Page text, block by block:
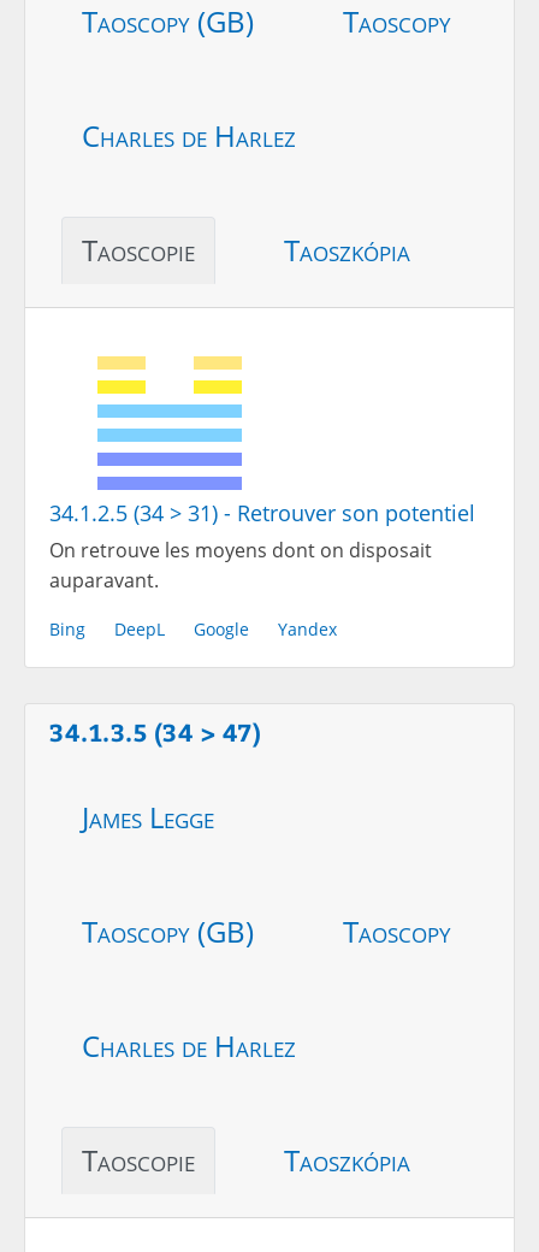
Taoscopy (GB) Taoscopy
Charles de Harlez
Taoscopie Taoszkópia
34.1.2.5 (34 > 31) - Retrouver son potentiel
On retrouve les moyens dont on disposait
auparavant.
Bing DeepL Google Yandex
34.1.3.5 (34 > 47)
James Legge
Taoscopy (GB) Taoscopy
Charles de Harlez
Taoscopie Taoszkópia